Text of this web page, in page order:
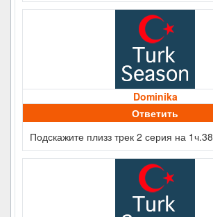
Dominika
Ответить
Подскажите плизз трек 2 серия на